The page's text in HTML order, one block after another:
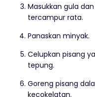
Masukkan gula
tercampur rata.
Panaskan minyak.
Celupkan pisang
tepung.
Goreng pisang
kecokelatan.